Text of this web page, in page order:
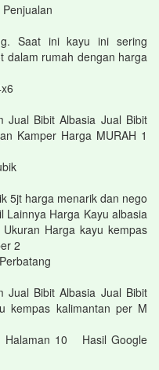
Saat ini kayu ini sering
dalam rumah dengan harga
Jual Bibit Albasia Jual Bibit
Kamper Harga MURAH 1
5jt harga menarik dan nego
Lainnya Harga Kayu albasia
Harga kayu kempas
2
Jual Bibit Albasia Jual Bibit
kempas kalimantan per M
Halaman 10 Hasil Google